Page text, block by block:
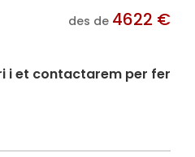
des de 4622 €
i et contactarem per fer